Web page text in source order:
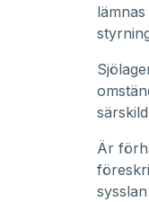
Är